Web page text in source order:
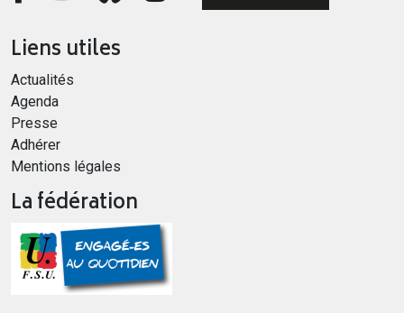
Liens utiles
Actualités
Agenda
Presse
Adhérer
Mentions légales
La fédération